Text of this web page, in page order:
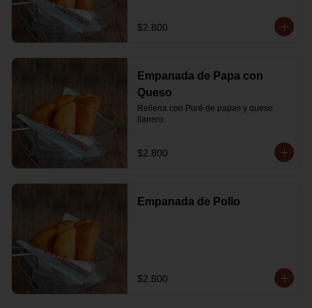
$2.800
Empanada de Papa con
Queso
Rellena con Puré de papas y queso
llanero
$2.800
Empanada de Pollo
$2.800